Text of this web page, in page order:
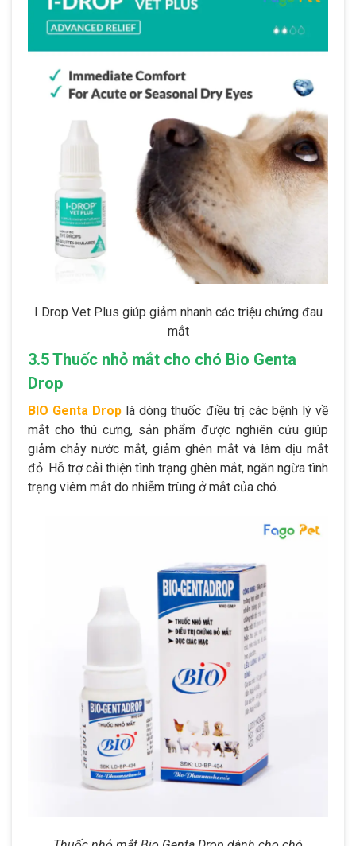
I Drop Vet Plus giúp giảm nhanh các triệu chứng đau
mắt
3.5 Thuốc nhỏ mắt cho chó Bio Genta
Drop
BIO Genta Drop là dòng thuốc điều trị các bệnh lý về
mắt cho thú cưng, sản phẩm được nghiên cứu giúp
giảm chảy nước mắt, giảm ghèn mắt và làm dịu mắt
đỏ. Hỗ trợ cải thiện tình trạng ghèn mắt, ngăn ngừa tình
trạng viêm mắt do nhiễm trùng ở mắt của chó.